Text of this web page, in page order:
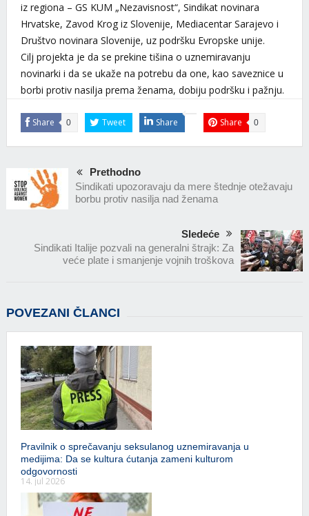
iz regiona – GS KUM „Nezavisnost“, Sindikat novinara
Hrvatske, Zavod Krog iz Slovenije, Mediacentar Sarajevo i
Društvo novinara Slovenije, uz podršku Evropske unije.
Cilj projekta je da se prekine tišina o uznemiravanju
novinarki i da se ukaže na potrebu da one, kao saveznice u
borbi protiv nasilja prema ženama, dobiju podršku i pažnju.
Share 0 Tweet Share Share 0
Prethodno
Sindikati upozoravaju da mere štednje otežavaju
borbu protiv nasilja nad ženama
Sledeće
Sindikati Italije pozvali na generalni štrajk: Za
veće plate i smanjenje vojnih troškova
POVEZANI ČLANCI
Pravilnik o sprečavanju seksulanog uznemiravanja u
medijima: Da se kultura ćutanja zameni kulturom
odgovornosti
14. jul 2026